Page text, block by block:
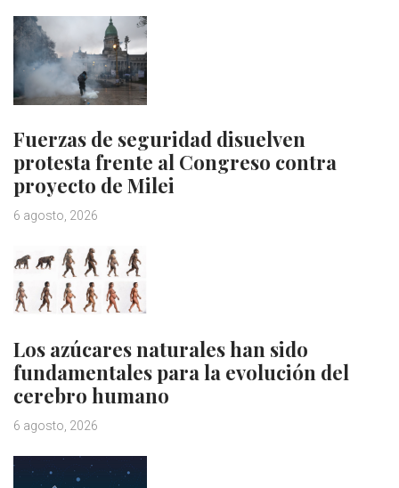
Fuerzas de seguridad disuelven
protesta frente al Congreso contra
proyecto de Milei
6 agosto, 2026
Los azúcares naturales han sido
fundamentales para la evolución del
cerebro humano
6 agosto, 2026